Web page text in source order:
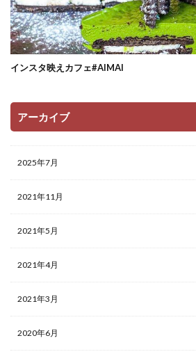
インスタ映えカフェ#AIMAI
アーカイブ
2025年7月
2021年11月
2021年5月
2021年4月
2021年3月
2020年6月